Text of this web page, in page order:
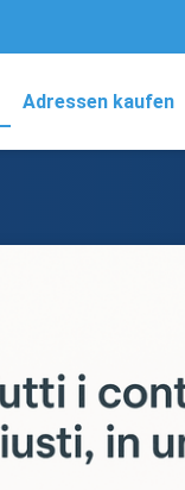
Adressen kaufen